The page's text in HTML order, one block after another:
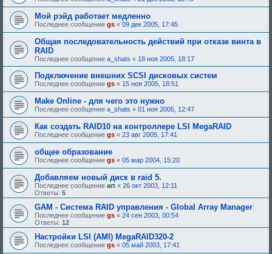
Мой рэйд работает медленно
Последнее сообщение gs « 09 дек 2005, 17:45
Общая последовательность действий при отказе винта в
RAID
Последнее сообщение a_shats « 18 ноя 2005, 18:17
Подключение внешних SCSI дисковых систем
Последнее сообщение gs « 15 ноя 2005, 18:51
Make Online - для чего это нужно
Последнее сообщение a_shats « 01 ноя 2005, 12:47
Как создать RAID10 на контроллере LSI MegaRAID
Последнее сообщение gs « 23 авг 2005, 17:41
общее образование
Последнее сообщение gs « 05 мар 2004, 15:20
Добавляем новый диск в raid 5.
Последнее сообщение art « 26 окт 2003, 12:11
Ответы: 5
GAM - Система RAID управления - Global Array Manager
Последнее сообщение gs « 24 сен 2003, 00:54
Ответы: 12
Настройки LSI (AMI) MegaRAID320-2
Последнее сообщение gs « 05 май 2003, 17:41